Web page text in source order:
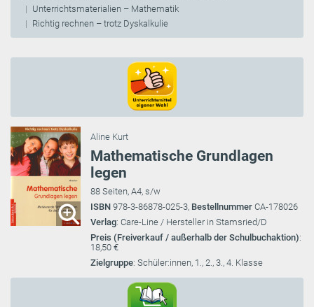
Unterrichtsmaterialien – Mathematik
Richtig rechnen – trotz Dyskalkulie
Aline Kurt
Mathematische Grundlagen
legen
88 Seiten, A4, s/w
ISBN 978-3-86878-025-3, Bestellnummer CA-178026
Verlag: Care-Line / Hersteller in Stamsried/D
Preis (Freiverkauf / außerhalb der Schulbuchaktion):
18,50 €
Zielgruppe: Schüler:innen, 1., 2., 3., 4. Klasse